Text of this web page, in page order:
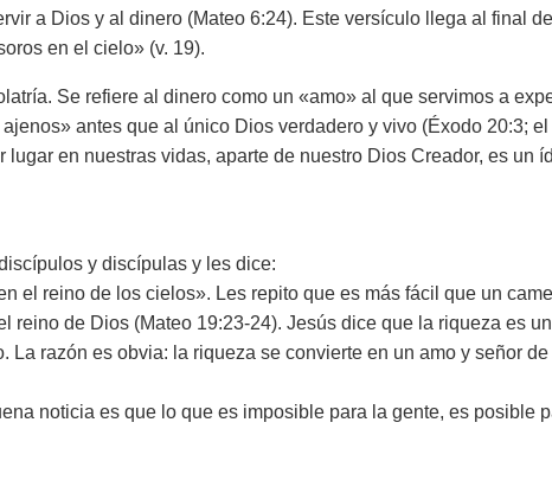
a Dios y al dinero (Mateo 6:24). Este versículo llega al final
en el cielo» (v. 19).
Se refiere al dinero como un «amo» al que servimos a
antes que al único Dios verdadero y vivo (Éxodo 20:3;
en nuestras vidas, aparte de nuestro Dios Creador, es un
y discípulas y les dice:
el reino de los cielos». Les repito que es más fácil que un
reino de Dios (Mateo 19:23-24). Jesús dice que la riqueza es
La razón es obvia: la riqueza se convierte en un amo y señor de
noticia es que lo que es imposible para la gente, es posible